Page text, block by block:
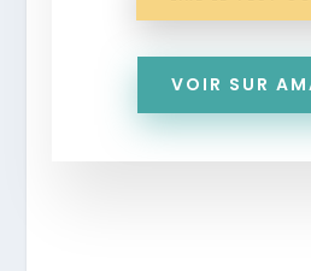
VOIR SUR